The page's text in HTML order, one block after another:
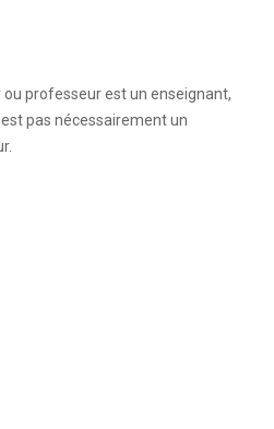
professeur est un enseignant,
pas nécessairement un